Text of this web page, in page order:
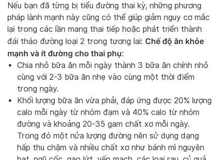
Nếu bạn đã từng bị tiểu đường thai kỳ, những phương
pháp lành mạnh này cũng có thể giúp giảm nguy cơ mắc
lại trong các lần mang thai tiếp hoặc phát triển thành
đái tháo đường loại 2 trong tương lai: Chế độ ăn khỏe
mạnh và ít đường cho thai phụ:
Chia nhỏ bữa ăn mỗi ngày thành 3 bữa ăn chính nhỏ
cùng với 2-3 bữa ăn nhẹ vào cùng một thời điểm
trong ngày.
Khối lượng bữa ăn vừa phải, đáp ứng được 20% lượng
calo mỗi ngày từ nhóm đạm và 40% calo từ nhóm
đường và khoảng 20-35 gam chất xơ mỗi ngày.
Trong đó một nửa lượng đường nên sử dụng dạng
hấp thu chậm và nhiều chất xơ như bánh mì nguyên